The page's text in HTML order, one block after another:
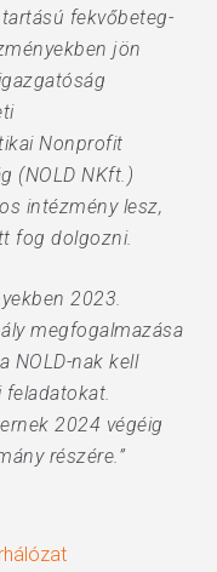
fekvőbeteg-
jön
Nonprofit
(NOLD NKft.)
intézmény lesz,
fog dolgozni.
2023.
megfogalmazása
NOLD-nak kell
feladatokat.
2024 végéig
részére.”